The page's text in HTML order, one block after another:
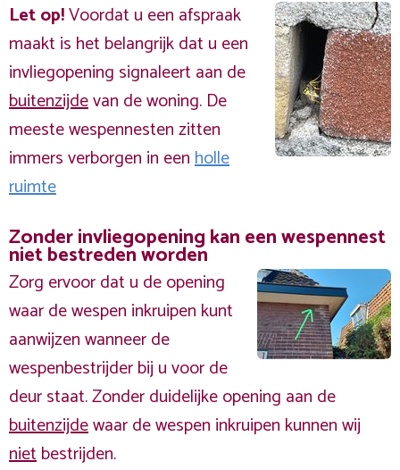
Let op!Voordat u een afspraak
maakt is het belangrijk dat u een
invliegopening signaleert aan de
buitenzijdevan de woning. De
meeste wespennesten zitten
immers verborgen in eenholle
ruimte
Zonder invliegopening kan een wespennest
niet bestreden worden
Zorg ervoor dat u de opening
waar de wespen inkruipen kunt
aanwijzen wanneer de
wespenbestrijder bij u voor de
deur staat. Zonder duidelijke opening aan de
buitenzijdewaar de wespen inkruipen kunnen wij
nietbestrijden.